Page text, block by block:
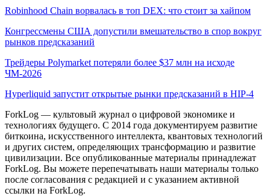
Robinhood Chain ворвалась в топ DEX: что стоит за хайпом
Конгрессмены США допустили вмешательство в спор вокруг
рынков предсказаний
Трейдеры Polymarket потеряли более $37 млн на исходе
ЧМ-2026
Hyperliquid запустит открытые рынки предсказаний в HIP-4
ForkLog — культовый журнал о цифровой экономике и
технологиях будущего. С 2014 года документируем развитие
биткоина, искусственного интеллекта, квантовых технологий
и других систем, определяющих трансформацию и развитие
цивилизации. Все опубликованные материалы принадлежат
ForkLog. Вы можете перепечатывать наши материалы только
после согласования с редакцией и с указанием активной
ссылки на ForkLog.